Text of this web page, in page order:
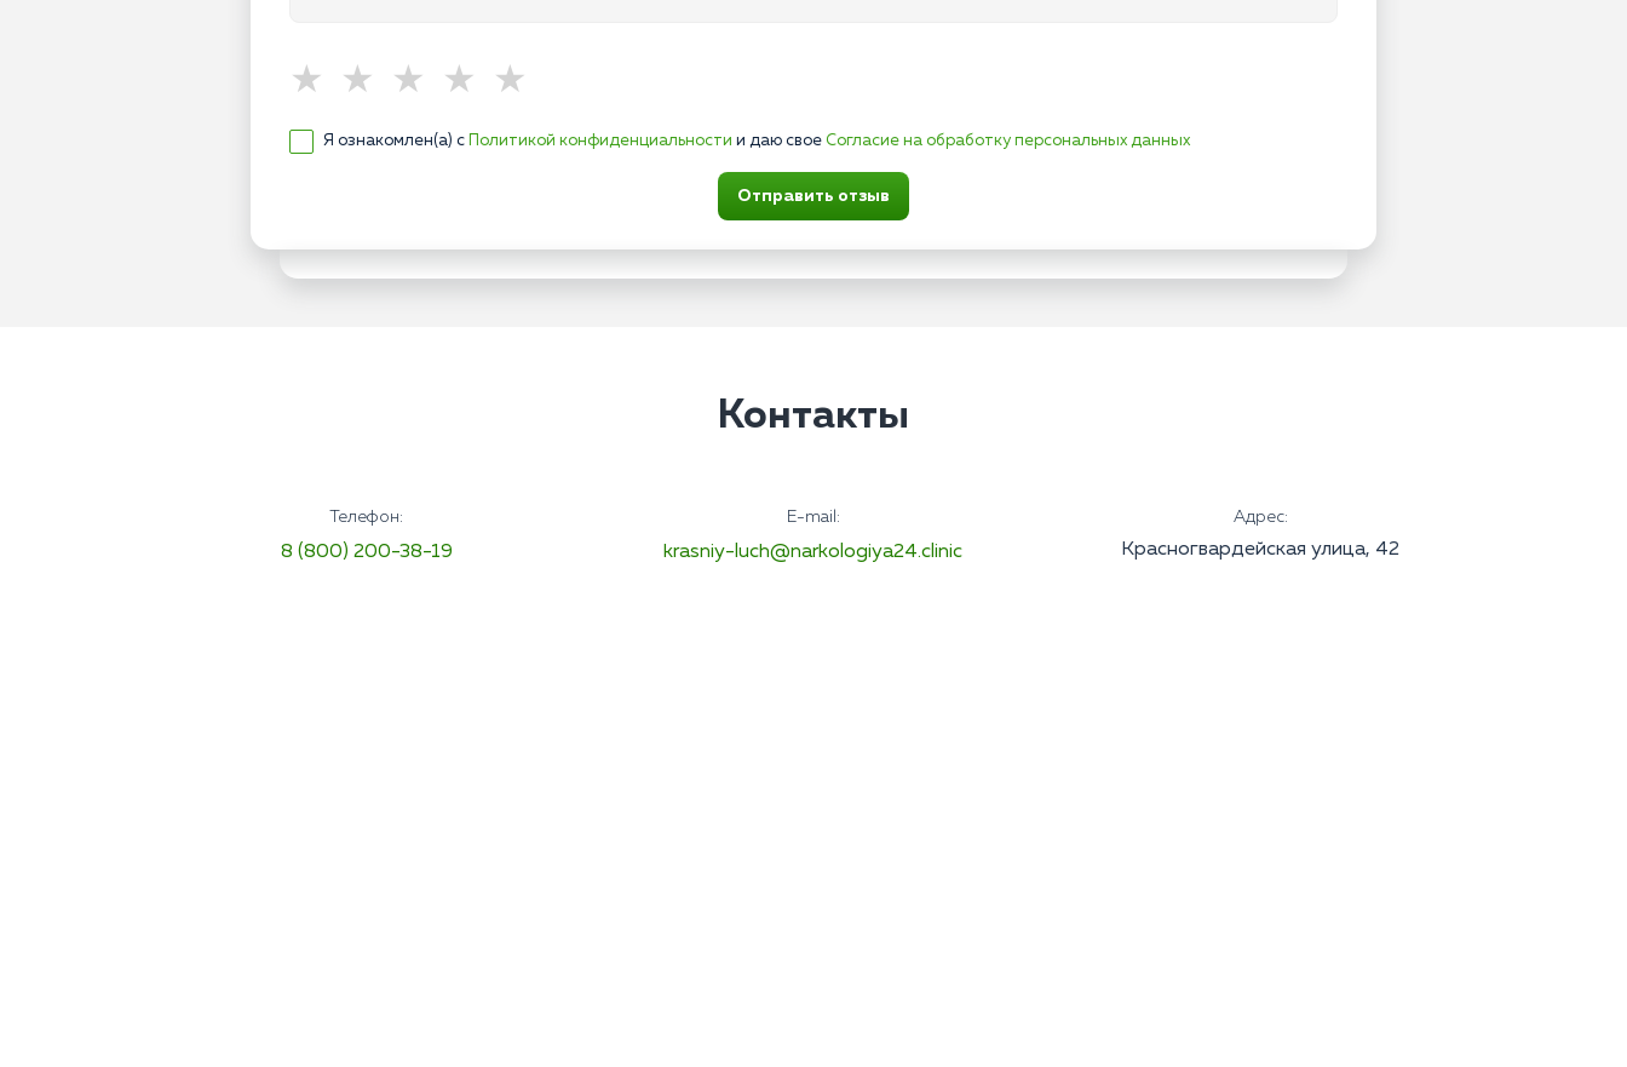
Я ознакомлен(а) с Политикой конфиденциальности и даю свое Согласие на обработку персональных данных
Отправить отзыв
Контакты
Телефон:
8 (800) 200-38-19
E-mail:
krasniy-luch@narkologiya24.clinic
Адрес:
Красногвардейская улица, 42